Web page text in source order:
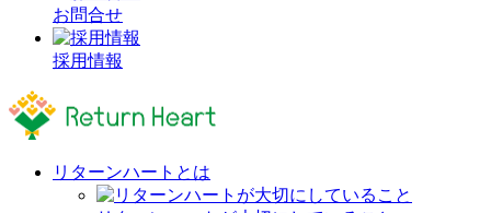
お問合せ
採用情報
リターンハートとは